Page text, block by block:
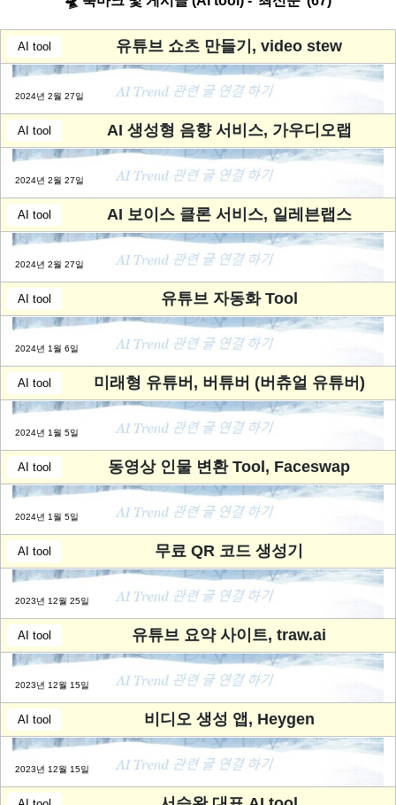
AI tool 유튜브 쇼츠 만들기, video stew
2024년 2월 27일
AI tool AI 생성형 음향 서비스, 가우디오랩
2024년 2월 27일
AI tool AI 보이스 클론 서비스, 일레븐랩스
2024년 2월 27일
AI tool 유튜브 자동화 Tool
2024년 1월 6일
AI tool 미래형 유튜버, 버튜버 (버츄얼 유튜버)
2024년 1월 5일
AI tool 동영상 인물 변환 Tool, Faceswap
2024년 1월 5일
AI tool 무료 QR 코드 생성기
2023년 12월 25일
AI tool 유튜브 요약 사이트, traw.ai
2023년 12월 15일
AI tool 비디오 생성 앱, Heygen
2023년 12월 15일